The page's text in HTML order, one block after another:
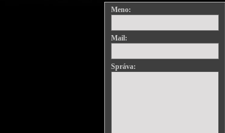
Meno:
Mail:
Správa: